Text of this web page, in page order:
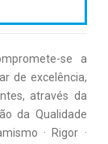
se a
de excelência,
através da
da Qualidade
· Rigor ·